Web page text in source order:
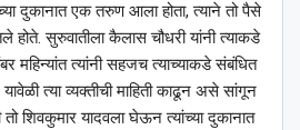
दुकानात एक तरुण आला होता, त्याने तो पैसे
सुरुवातीला कैलास चौधरी यांनी त्याकडे
महिन्यांत त्यांनी सहजच त्याच्याकडे संबंधित
यावेळी त्या व्यक्तीची माहिती काढून असे सांगून
तो शिवकुमार यादवला घेऊन त्यांच्या दुकानात